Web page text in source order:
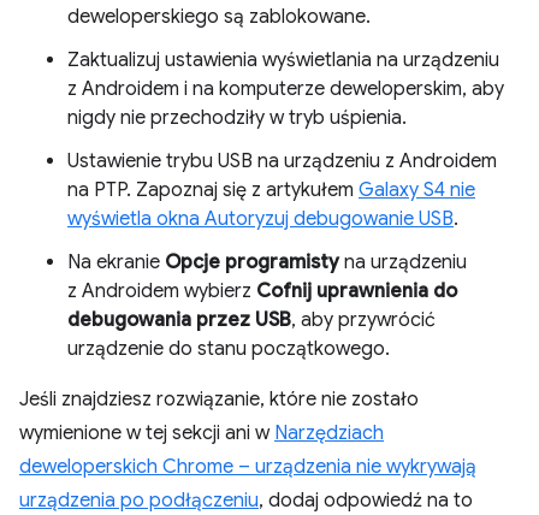
deweloperskiego są zablokowane.
Zaktualizuj ustawienia wyświetlania na urządzeniu
z Androidem i na komputerze deweloperskim, aby
nigdy nie przechodziły w tryb uśpienia.
Ustawienie trybu USB na urządzeniu z Androidem
na PTP. Zapoznaj się z artykułem Galaxy S4 nie
wyświetla okna Autoryzuj debugowanie USB.
Na ekranie Opcje programistyna urządzeniu
z Androidem wybierz Cofnij uprawnienia do
debugowania przez USB, aby przywrócić
urządzenie do stanu początkowego.
Jeśli znajdziesz rozwiązanie, które nie zostało
wymienione w tej sekcji ani w Narzędziach
deweloperskich Chrome – urządzenia nie wykrywają
urządzenia po podłączeniu, dodaj odpowiedź na to